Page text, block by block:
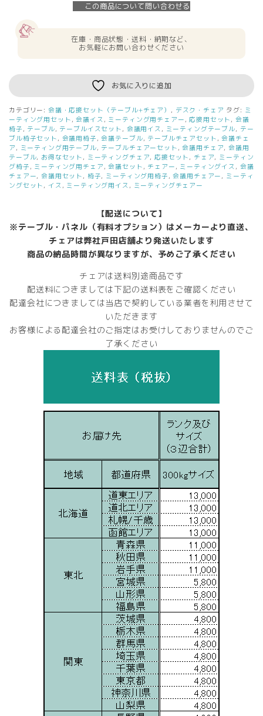
この商品について問い合わせる
在庫・商品状態・送料・納期など、
お気軽にお問い合わせください
お気に入りに追加
カテゴリー: 会議・応接セット（テーブル+チェア） , デスク・チェア タグ: ミ
ーティング用セット ,会議イス , ミーティング用チェアー ,応接用セット , 会議
椅子 , テーブル, テーブルイスセット , 会議用イス , ミーティングテーブル, テー
ブル椅子セット , 会議用椅子 ,会議テーブル, テーブルチェアセット ,会議チェ
ア , ミーティング用テーブル, テーブルチェアーセット ,会議用チェア,会議用
テーブル, お得なセット , ミーティングチェア,応接セット , チェア, ミーティン
グ椅子 , ミーティング用チェア ,会議セット , チェアー , ミーティングイス , 会議
チェアー,会議用セット , 椅子, ミーティング用椅子 ,会議用チェアー , ミーティ
ングセット , イス , ミーティング用イス , ミーティングチェアー
【配送について】
※テーブル・パネル（有料オプション）はメーカーより直送、
チェアは弊社戸田店舗より発送いたします
商品の納品時間が異なりますが、予めご了承ください
チェアは送料別途商品です
配送料につきましては下記の送料表をご確認ください
配達会社につきましては当店で契約している業者を利用させて
いただきます
お客様による配達会社のご指定はお受けしておりませんのでご
了承ください